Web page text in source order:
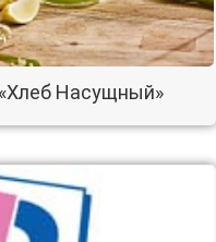
Насущный»